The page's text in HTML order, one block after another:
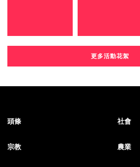
更多活動花絮
頭條 社會
宗教 農業